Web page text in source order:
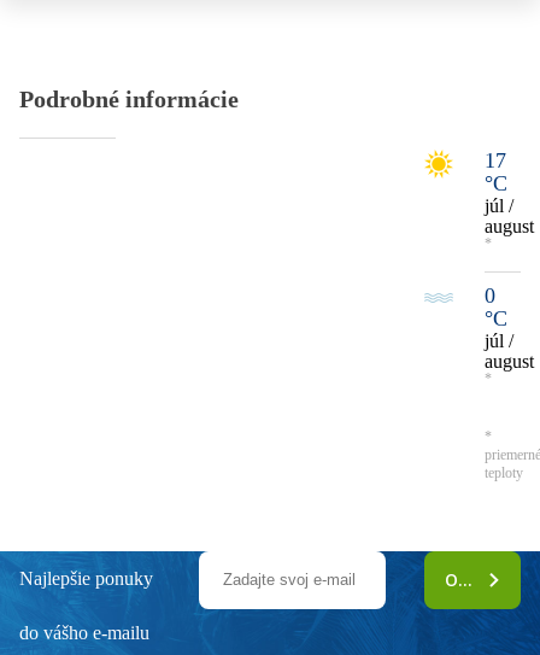
Podrobné informácie
17
°C
júl /
august
*
0
°C
júl /
august
*
*
teploty
Najlepšie ponuky
do vášho e-mailu
ODOBERAŤ